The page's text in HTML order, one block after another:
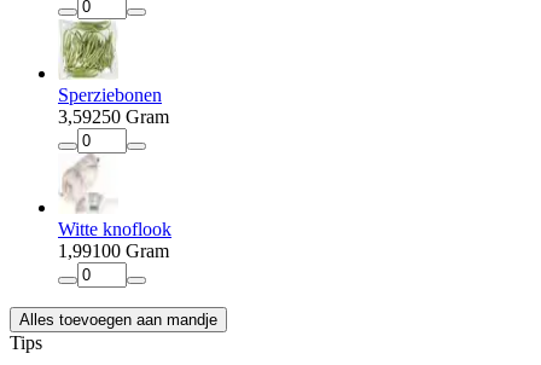
Sperziebonen
3,59250 Gram
Witte knoflook
1 ,99100 Gram
Alles toevoegen aan mandje
Tips